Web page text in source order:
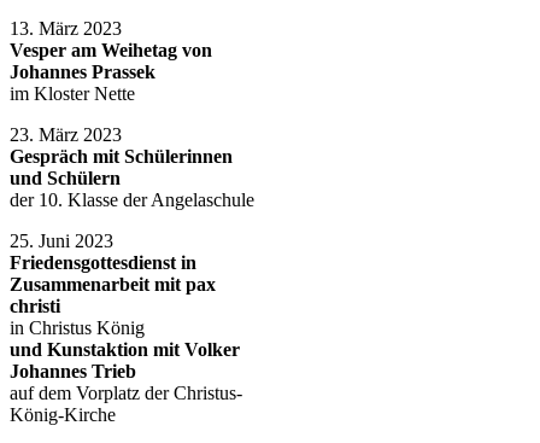
13. März 2023
Vesper am Weihetag von
Johannes Prassek
im Kloster Nette
23. März 2023
Gespräch mit Schülerinnen
und Schülern
der 10. Klasse der Angelaschule
25. Juni 2023
Friedensgottesdienst in
Zusammenarbeit mit pax
christi
in Christus König
und Kunstaktion mit Volker
Johannes Trieb
auf dem Vorplatz der Christus-
König-Kirche